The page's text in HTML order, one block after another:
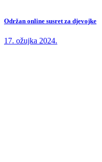
Održan online susret za djevojke
17. ožujka 2024.